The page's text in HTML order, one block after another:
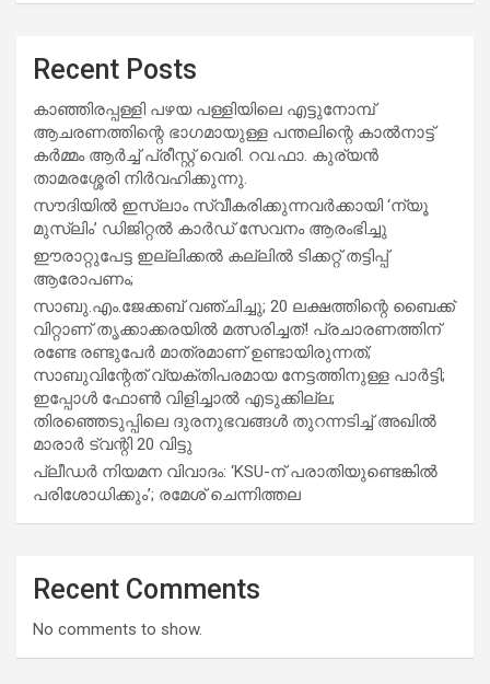
Recent Posts
കാഞ്ഞിരപ്പള്ളി പഴയ പള്ളിയിലെ എട്ടുനോമ്പ്
ആചരണത്തിന്റെ ഭാഗമായുള്ള പന്തലിന്റെ കാൽനാട്ട്
കർമ്മം ആർച്ച് പ്രീസ്റ്റ് വെരി. റവ.ഫാ. കുര്യൻ
താമരശ്ശേരി നിർവഹിക്കുന്നു.
സൗദിയില്‍ ഇസ്‌ലാം സ്വീകരിക്കുന്നവര്‍ക്കായി ‘ന്യൂ
മുസ്ലിം’ ഡിജിറ്റല്‍ കാര്‍ഡ് സേവനം ആരംഭിച്ചു
ഈരാറ്റുപേട്ട ഇല്ലിക്കൽ കല്ലിൽ ടിക്കറ്റ് തട്ടിപ്പ്
ആരോപണം;
സാബു.എം.ജേക്കബ് വഞ്ചിച്ചു; 20 ലക്ഷത്തിന്റെ ബൈക്ക്
വിറ്റാണ് തൃക്കാക്കരയില്‍ മത്സരിച്ചത്! പ്രചാരണത്തിന്
രണ്ടേ രണ്ടുപേര്‍ മാത്രമാണ് ഉണ്ടായിരുന്നത്;
സാബുവിന്റേത് വ്യക്തിപരമായ നേട്ടത്തിനുള്ള പാര്‍ട്ടി;
ഇപ്പോള്‍ ഫോണ്‍ വിളിച്ചാല്‍ എടുക്കില്ല;
തിരഞ്ഞെടുപ്പിലെ ദുരനുഭവങ്ങള്‍ തുറന്നടിച്ച് അഖില്‍
മാരാര്‍ ട്വന്റി 20 വിട്ടു
പ്ലീഡർ നിയമന വിവാദം: ‘KSU-ന് പരാതിയുണ്ടെങ്കിൽ
പരിശോധിക്കും’; രമേശ് ചെന്നിത്തല
Recent Comments
No comments to show.